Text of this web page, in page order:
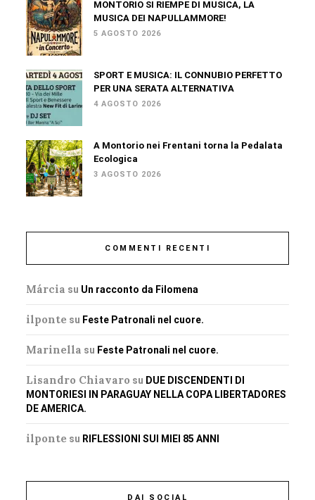
MONTORIO SI RIEMPE DI MUSICA, LA
MUSICA DEI NAPULLAMMORE!
5 AGOSTO 2026
SPORT E MUSICA: IL CONNUBIO PERFETTO
PER UNA SERATA ALTERNATIVA
4 AGOSTO 2026
A Montorio nei Frentani torna la Pedalata
Ecologica
3 AGOSTO 2026
COMMENTI RECENTI
Márcia su Un racconto da Filomena
ilponte su Feste Patronali nel cuore.
Marinella su Feste Patronali nel cuore.
Lisandro Chiavaro su DUE DISCENDENTI DI
MONTORIESI IN PARAGUAY NELLA COPA LIBERTADORES
DE AMERICA.
ilponte su RIFLESSIONI SUI MIEI 85 ANNI
DAI SOCIAL